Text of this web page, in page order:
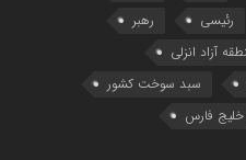
رئیسی
رهبر
آزاد انزلی
سبد سوخت کشور
فارس